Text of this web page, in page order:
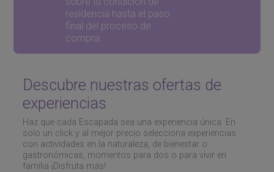
residencia hasta el paso
final del proceso de
compra.
Descubre nuestras ofertas de
experiencias
Haz que cada Escapada sea una experiencia única. En
solo un click y al mejor precio selecciona experiencias
con actividades en la naturaleza, de bienestar o
gastronómicas, momentos para dos o para vivir en
familia ¡Disfruta más!